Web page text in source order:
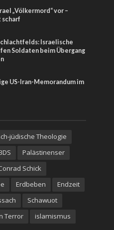
„Völkermord“ vor –
scharf
Israelische
Soldaten beim Übergang
US-Iran-Memorandum im
jüdische Theologie
Palästinenser
Schick
Erdbeben
Endzeit
Schawuot
Terror
islamismus